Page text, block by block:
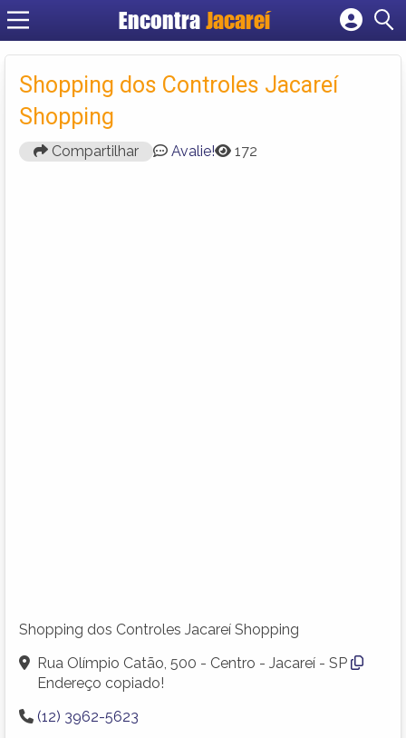
Encontra Jacareí
Cadastrar empresa
Criar conta
Shopping dos Controles Jacareí
Shopping
Compartilhar Avalie! 172
Shopping dos Controles Jacareí Shopping
Rua Olímpio Catão, 500 - Centro - Jacareí - SP
Endereço copiado!
(12) 3962-5623